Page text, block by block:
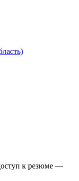
к резюме —